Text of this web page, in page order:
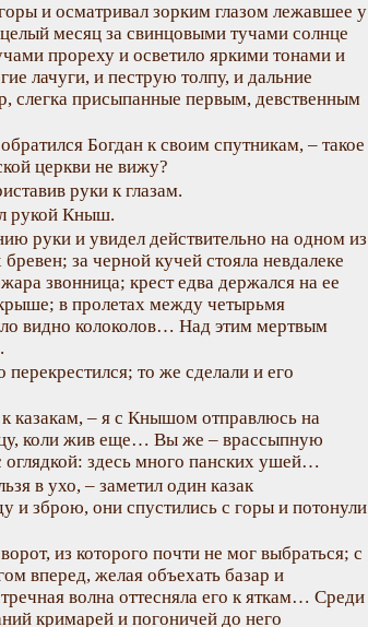
и осматривал зорким глазом лежавшее у
месяц за свинцовыми тучами солнце
прореху и осветило яркими тонами и
лачуги, и пеструю толпу, и дальние
слегка присыпанные первым, девственным
Богдан к своим спутникам, – такое
церкви не вижу?
руки к глазам.
рукой Кныш.
руки и увидел действительно на одном из
за черной кучей стояла невдалеке
звонница; крест едва держался на ее
в пролетах между четырьмя
видно колоколов… Над этим мертвым
то же сделали и его
казакам, – я с Кнышом отправлюсь на
коли жив еще… Вы же – врассыпную
здесь много панских ушей…
в ухо, – заметил один казак
и зброю, они спустились с горы и потонули
из которого почти не мог выбраться; с
вперед, желая объехать базар и
волна оттесняла его к яткам… Среди
кримарей и погоничей до него